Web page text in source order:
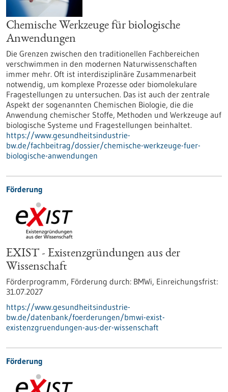
Chemische Werkzeuge für biologische
Anwendungen
Die Grenzen zwischen den traditionellen Fachbereichen
verschwimmen in den modernen Naturwissenschaften
immer mehr. Oft ist interdisziplinäre Zusammenarbeit
notwendig, um komplexe Prozesse oder biomolekulare
Fragestellungen zu untersuchen. Das ist auch der zentrale
Aspekt der sogenannten Chemischen Biologie, die die
Anwendung chemischer Stoffe, Methoden und Werkzeuge auf
biologische Systeme und Fragestellungen beinhaltet.
https://www.gesundheitsindustrie-
bw.de/fachbeitrag/dossier/chemische-werkzeuge-fuer-
biologische-anwendungen
Förderung
EXIST - Existenzgründungen aus der
Wissenschaft
Förderprogramm, Förderung durch: BMWi, Einreichungsfrist:
31.07.2027
https://www.gesundheitsindustrie-
bw.de/datenbank/foerderungen/bmwi-exist-
existenzgruendungen-aus-der-wissenschaft
Förderung